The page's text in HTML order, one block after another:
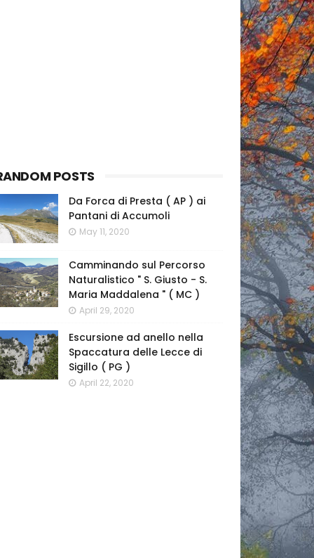
POSTS
Da Forca di Presta ( AP ) ai
Pantani di Accumoli
May 11, 2020
Camminando sul Percorso
Naturalistico " S. Giusto - S.
Maria Maddalena " ( MC )
April 29, 2020
Escursione ad anello nella
Spaccatura delle Lecce di
Sigillo ( PG )
April 22, 2020